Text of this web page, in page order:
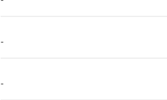
-
-